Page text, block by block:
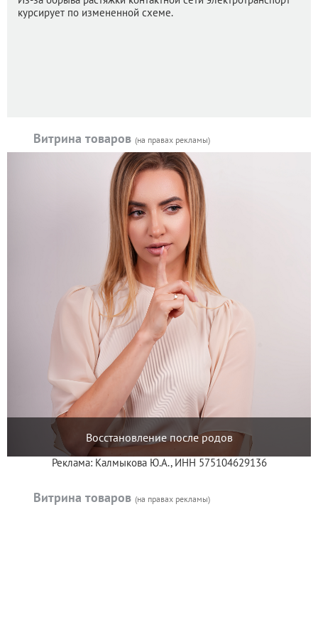
курсирует по измененной схеме.
Витрина товаров (на правах рекламы)
Восстановление после родов
Реклама: Калмыкова Ю.А., ИНН 575104629136
Витрина товаров (на правах рекламы)